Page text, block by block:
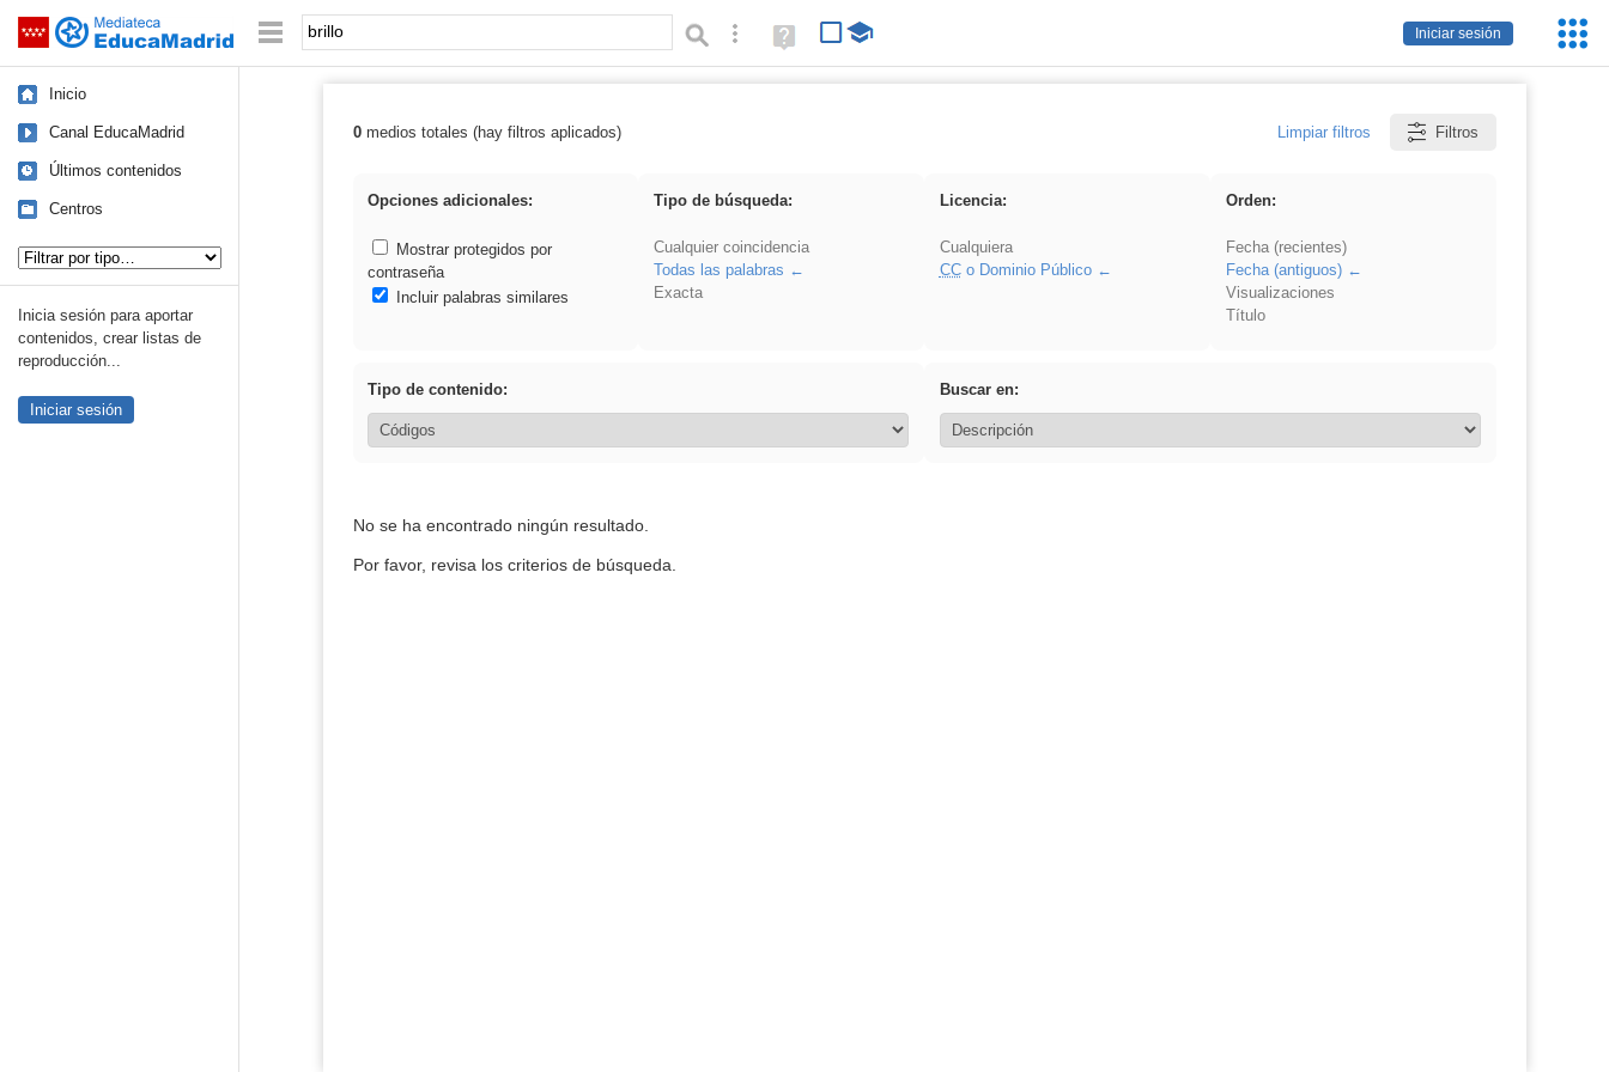
Saltar navegación
Iniciar sesión
Palabra o frase: Búsqueda avanzada
Ayuda
(en
Inicio
Canal EducaMadrid
Últimos contenidos
Centros
Inicia sesión para aportar
contenidos, crear listas de
reproducción...
Iniciar sesión
Resultados de: brillo
0medios totales (hay filtros aplicados) Limpiar filtros Filtros
Opciones adicionales:
Mostrar protegidos por
contraseña
Incluir palabras similares
Tipo de búsqueda:
Cualquier coincidencia
Todas las palabras
Exacta
Licencia:
Cualquiera
CCo Dominio Público
Orden:
Fecha (recientes)
Fecha (antiguos)
Visualizaciones
Título
Tipo de contenido: Buscar en:
No se ha encontrado ningún resultado.
Por favor, revisa los criterios de búsqueda.